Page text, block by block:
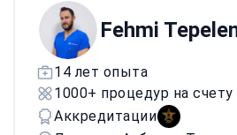
Fehmi
14 лет опыта
1000+ процедур на счету
Аккредитации